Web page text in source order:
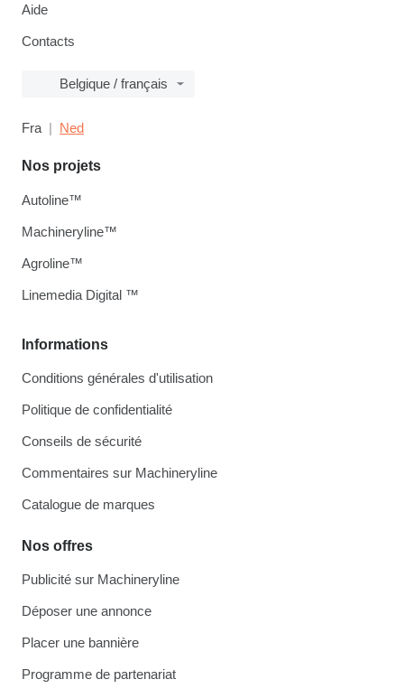
Aide
Contacts
Belgique / français
Fra Ned
Informations
Conditions générales d'utilisation
Politique de confidentialité
Conseils de sécurité
Commentaires sur Machineryline
Catalogue de marques
Nos offres
Publicité sur Machineryline
Déposer une annonce
Placer une bannière
Programme de partenariat
Nos projets
Autoline™
Machineryline™
Agroline™
Linemedia Digital ™